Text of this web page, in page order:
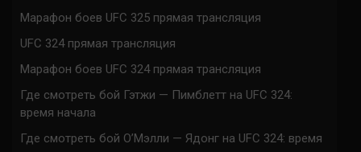
Марафон боев UFC 325 прямая трансляция
UFC 324 прямая трансляция
Марафон боев UFC 324 прямая трансляция
Где смотреть бой Гэтжи — Пимблетт на UFC 324:
время начала
Где смотреть бой О’Мэлли — Ядонг на UFC 324: время